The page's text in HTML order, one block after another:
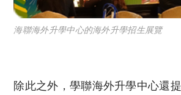
海聯海外升學中心的海外升學招生展覽
除此之外，學聯海外升學中心還